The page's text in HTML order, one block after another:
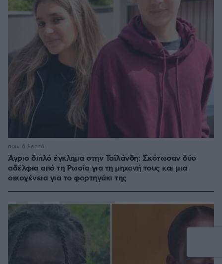
Άγριο διπλό έγκλημα στην Ταϊλάνδη: Σκότωσαν δύο
αδέλφια από τη Ρωσία για τη μηχανή τους και μια
οικογένεια για το φορτηγάκι της
πριν 6 λεπτά